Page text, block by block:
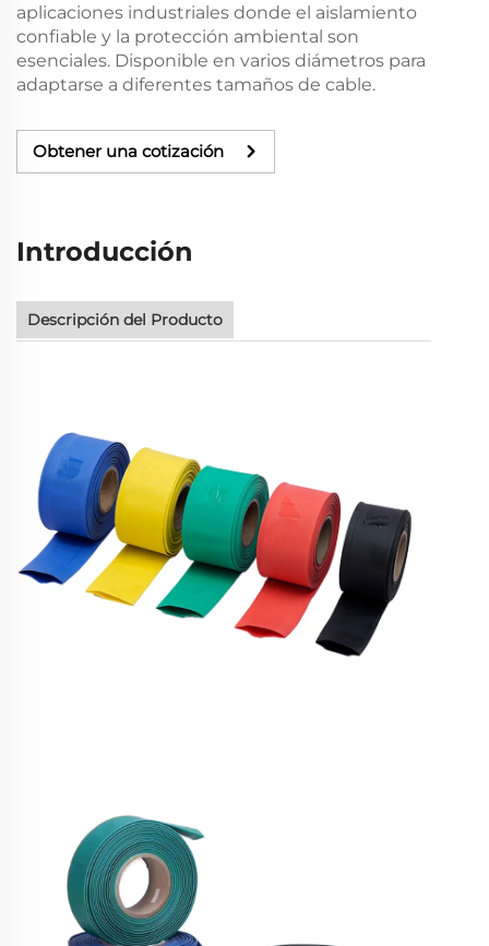
aplicaciones industriales donde el aislamiento
confiable y la protección ambiental son
esenciales. Disponible en varios diámetros para
adaptarse a diferentes tamaños de cable.
Obtener una cotización
Introducción
Descripción del Producto